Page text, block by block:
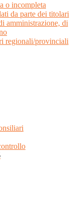
o incompleta
da parte dei titolari
amministrazione, di
regionali/provinciali